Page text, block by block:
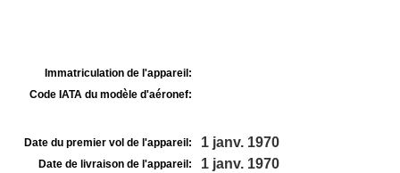
Immatriculation de l'appareil:
Code IATA du modèle d'aéronef:
Date du premier vol de l'appareil: 1 janv. 1970
Date de livraison de l'appareil: 1 janv. 1970